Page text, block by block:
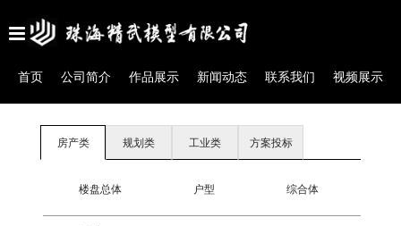
首页 公司简介 作品展示 新闻动态 联系我们 视频展示
作品展示 Case
房产类 规划类 工业类 方案投标
楼盘总体 户型 综合体